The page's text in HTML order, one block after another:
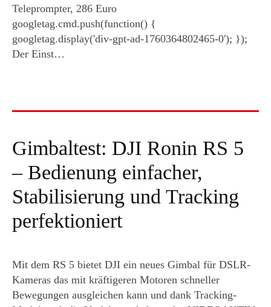
Teleprompter, 286 Euro
googletag.cmd.push(function() {
googletag.display('div-gpt-ad-1760364802465-0'); });
Der Einst…
Gimbaltest: DJI Ronin RS 5
– Bedienung einfacher,
Stabilisierung und Tracking
perfektioniert
Mit dem RS 5 bietet DJI ein neues Gimbal für DSLR-
Kameras das mit kräftigeren Motoren schneller
Bewegungen ausgleichen kann und dank Tracking-